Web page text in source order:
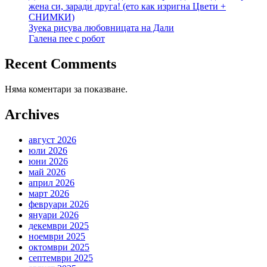
жена си, заради друга! (ето как изригна Цвети +
СНИМКИ)
Зуека рисува любовницата на Дали
Галена пее с робот
Recent Comments
Няма коментари за показване.
Archives
август 2026
юли 2026
юни 2026
май 2026
април 2026
март 2026
февруари 2026
януари 2026
декември 2025
ноември 2025
октомври 2025
септември 2025